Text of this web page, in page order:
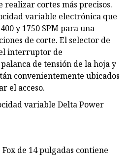
cortes más precisos.
variable electrónica que
y 1750 SPM para una
de corte. El selector de
interruptor de
de tensión de la hoja y
convenientemente ubicados
el acceso.
variable Delta Power
de 14 pulgadas contiene